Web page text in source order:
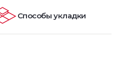
Способы укладки